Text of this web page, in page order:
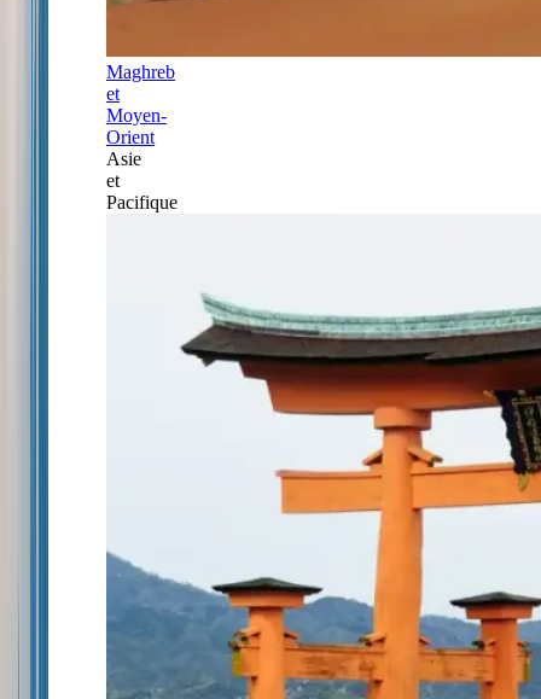
Maghreb
et
Moyen-
Orient
Asie
et
Pacifique